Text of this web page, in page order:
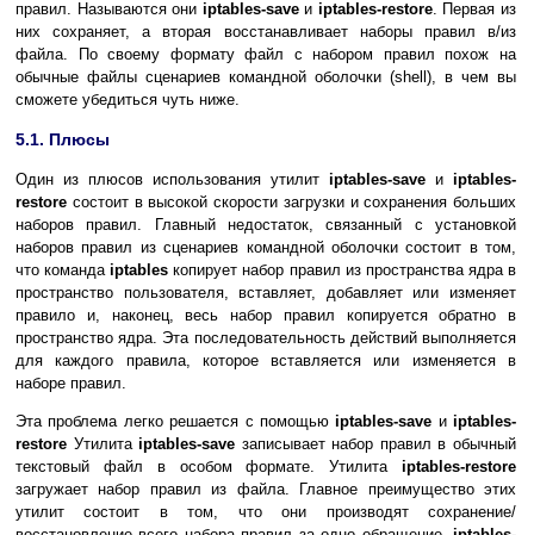
правил. Называются они iptables-saveи iptables-restore. Первая из
них сохраняет, а вторая восстанавливает наборы правил в/из
файла. По своему формату файл с набором правил похож на
обычные файлы сценариев командной оболочки (shell), в чем вы
сможете убедиться чуть ниже.
5.1. Плюсы
Один из плюсов использования утилит iptables-save и iptables-
restore состоит в высокой скорости загрузки и сохранения больших
наборов правил. Главный недостаток, связанный с установкой
наборов правил из сценариев командной оболочки состоит в том,
что командаiptables копирует набор правил из пространства ядра в
пространство пользователя, вставляет, добавляет или изменяет
правило и, наконец, весь набор правил копируется обратно в
пространство ядра. Эта последовательность действий выполняется
для каждого правила, которое вставляется или изменяется в
наборе правил.
Эта проблема легко решается с помощьюiptables-save и iptables-
restore Утилитаiptables-save записывает набор правил в обычный
текстовый файл в особом формате. Утилита iptables-restore
загружает набор правил из файла. Главное преимущество этих
утилит состоит в том, что они производят сохранение/